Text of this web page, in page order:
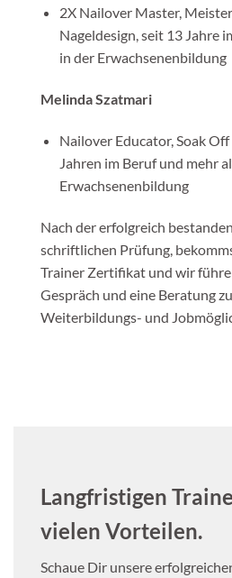
2X Nailover Master,
Nageldesign, seit 13 Jahre
in der Erwachsenenbildung
Melinda Szatmari
Nailover Educator, Soak Off
Jahren im Beruf und mehr
Erwachsenenbildung
Nach der erfolgreich
schriftlichen Prüfung,
Trainer Zertifikat und wir
Gespräch und eine Beratung
Weiterbildungs- und
Langfristigen
vielen Vorteilen.
Schaue Dir unsere